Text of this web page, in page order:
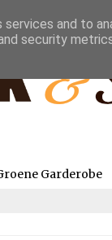
Garderobe
and to
security